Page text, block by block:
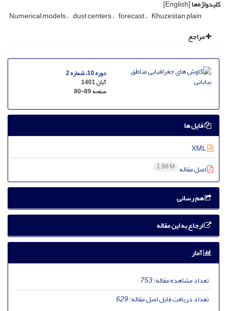
کلیدواژه‌ها[English]
Numerical models dust centers forecast Khuzestan plain
مراجع
دوره 10، شماره 2
آبان 1401
صفحه80-89
فایل ها
اصل مقاله 1.96 M
هم رسانی
ارجاع به این مقاله
آمار
تعداد مشاهده مقاله:753
تعداد دریافت فایل اصل مقاله:629